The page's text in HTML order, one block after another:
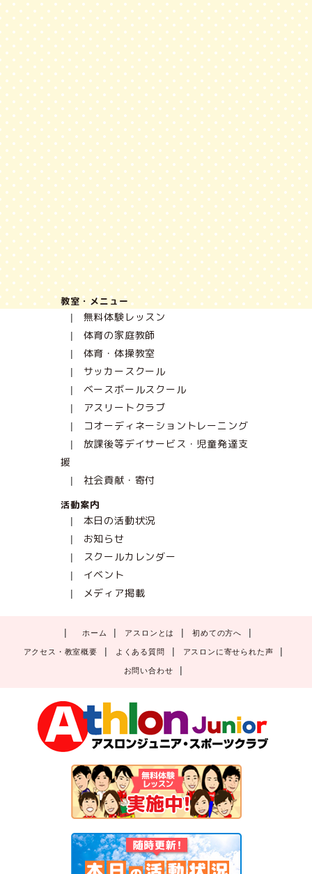
教室・メニュー
無料体験レッスン
体育の家庭教師
体育・体操教室
サッカースクール
ベースボールスクール
アスリートクラブ
コオーディネーショントレーニング
放課後等デイサービス・児童発達支
援
社会貢献・寄付
活動案内
本日の活動状況
お知らせ
スクールカレンダー
イベント
メディア掲載
ホーム アスロンとは 初めての方へ
アクセス・教室概要 よくある質問 アスロンに寄せられた声
お問い合わせ